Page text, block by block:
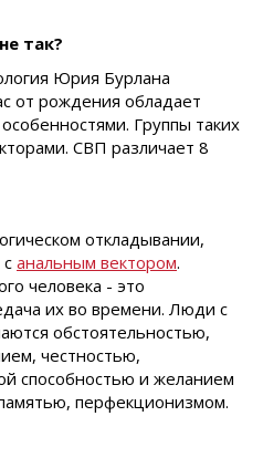
так?
Юрия Бурлана
от рождения обладает
Группы таких
СВП различает 8
откладывании,
анальным вектором.
человека - это
их во времени. Люди с
обстоятельностью,
честностью,
способностью и желанием
перфекционизмом.